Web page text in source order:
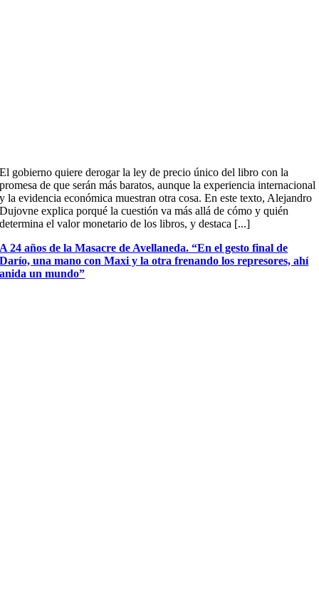
El gobierno quiere derogar la ley de precio único del libro con la
promesa de que serán más baratos, aunque la experiencia internacional
y la evidencia económica muestran otra cosa. En este texto, Alejandro
Dujovne explica porqué la cuestión va más allá de cómo y quién
determina el valor monetario de los libros, y destaca [...]
A 24 años de la Masacre de Avellaneda. “En el gesto final de
Darío, una mano con Maxi y la otra frenando los represores, ahí
anida un mundo”